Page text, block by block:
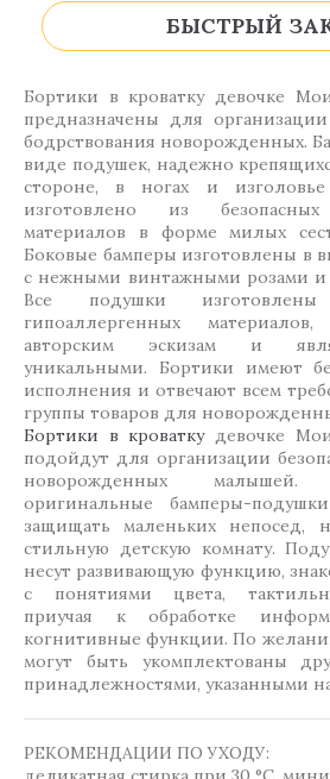
БЫСТРЫЙ
Бортики в кроватку девочке
предназначены для
бодрствования новорожденных.
виде подушек, надежно
стороне, в ногах и
изготовлено из безопасных
материалов в форме милых
Боковые бамперы изготовлены в
с нежными винтажными розами и
Все подушки
гипоаллергенных
авторским эскизам и
уникальными. Бортики имеют
исполнения и отвечают всем
группы товаров для
Бортики в кроваткудевочке
подойдут для организации
новорожденных
оригинальные бамперы-
защищать маленьких непосед,
стильную детскую комнату.
несут развивающую функцию,
с понятиями цвета,
приучая к обработке
когнитивные функции. По
могут быть укомплектованы
принадлежностями, указанными
РЕКОМЕНДАЦИИ ПО УХОДУ: